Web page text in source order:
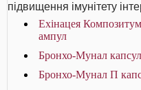
підвищення імунітету
Ехінацея
ампул
Бронхо-Мунал
Бронхо-Мунал П